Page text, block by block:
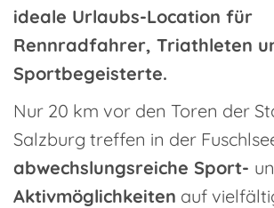
ideale Urlaubs-Location für
Rennradfahrer, Triathleten
Sportbegeisterte.
Nur 20 km vor den Toren der
Salzburg treffen in der
abwechslungsreiche Sport-
Aktivmöglichkeiten auf